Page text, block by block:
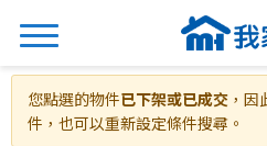
您點選的物件已下架或已成交 ，
件，也可以重新設定條件搜尋。